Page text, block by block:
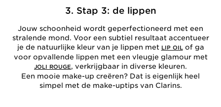
3. Stap 3: de lippen
Jouw schoonheid wordt geperfectioneerd met een
stralende mond. Voor een subtiel resultaat accentueer
je de natuurlijke kleur van je lippen met LIP OILof ga
voor opvallende lippen met een vleugje glamour met
JOLI ROUGE, verkrijgbaar in diverse kleuren.
Een mooie make-up creëren? Dat is eigenlijk heel
simpel met de make-uptips van Clarins.